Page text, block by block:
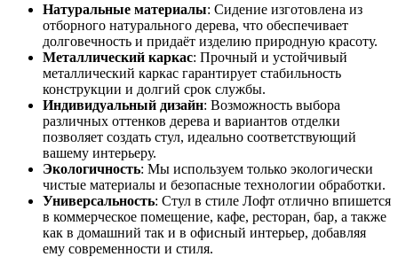
Натуральные материалы: Сидение изготовлена из
отборного натурального дерева, что обеспечивает
долговечность и придаёт изделию природную красоту.
Металлический каркас: Прочный и устойчивый
металлический каркас гарантирует стабильность
конструкции и долгий срок службы.
Индивидуальный дизайн: Возможность выбора
различных оттенков дерева и вариантов отделки
позволяет создать стул, идеально соответствующий
вашему интерьеру.
Экологичность: Мы используем только экологически
чистые материалы и безопасные технологии обработки.
Универсальность: Стул в стиле Лофт отлично впишется
в коммерческое помещение, кафе, ресторан, бар, а также
как в домашний так и в офисный интерьер, добавляя
ему современности и стиля.